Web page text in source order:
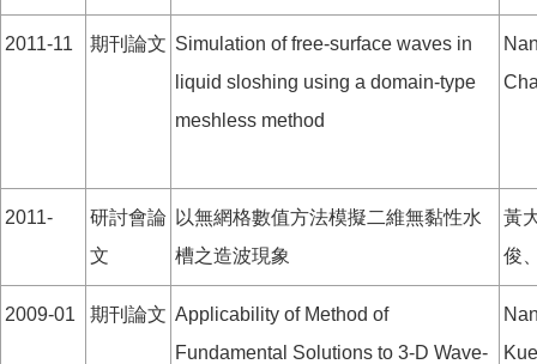
2011-11 期刊論文 Simulation of free-surface waves in
liquid sloshing using a domain-type
meshless method
2011-
研討會論
文
以無網格數值方法模擬二維無黏性水
槽之造波現象
黃
俊
2009-01 期刊論文 Applicability of Method of
Fundamental Solutions to 3-D Wave-